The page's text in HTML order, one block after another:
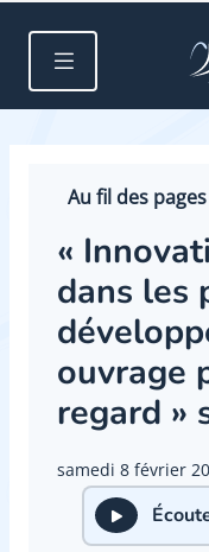
Au fil des pages
«
dans les
ouvrage
regard »
samedi 8 février